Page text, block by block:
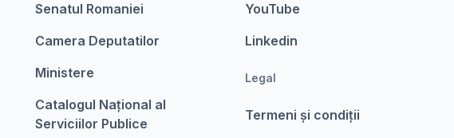
Senatul Romaniei
Camera Deputatilor
Ministere
Catalogul Național al
Serviciilor Publice
YouTube
Linkedin
Legal
Termeni şi condiții